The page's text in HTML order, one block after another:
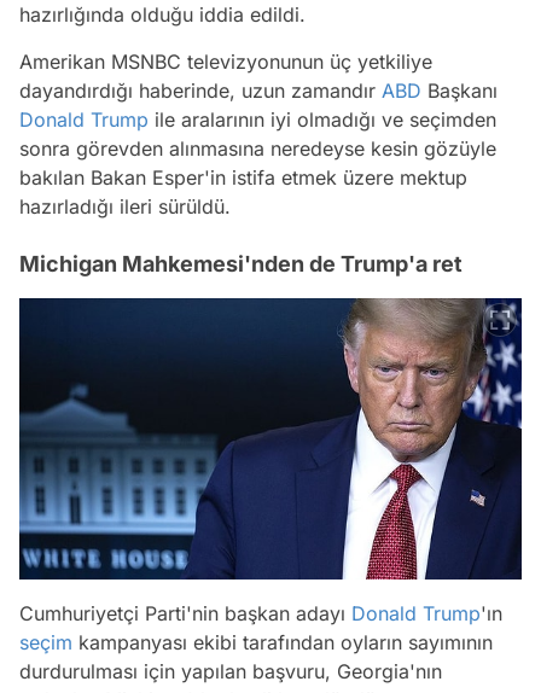
hazırlığında olduğu iddia edildi.
Amerikan MSNBC televizyonunun üç yetkiliye
dayandırdığı haberinde, uzun zamandır ABD Başkanı
Donald Trump ile aralarının iyi olmadığı ve seçimden
sonra görevden alınmasına neredeyse kesin gözüyle
bakılan Bakan Esper'in istifa etmek üzere mektup
hazırladığı ileri sürüldü.
Michigan Mahkemesi'nden de Trump'a ret
Cumhuriyetçi Parti'nin başkan adayı Donald Trump'ın
seçim kampanyası ekibi tarafından oyların sayımının
durdurulması için yapılan başvuru, Georgia'nın